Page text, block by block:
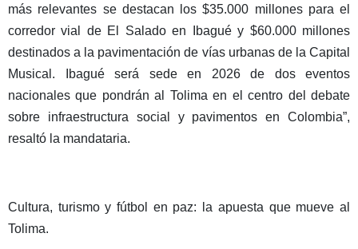
más relevantes se destacan los $35.000 millones para el
corredor vial de El Salado en Ibagué y $60.000 millones
destinados a la pavimentación de vías urbanas de la Capital
Musical. Ibagué será sede en 2026 de dos eventos
nacionales que pondrán al Tolima en el centro del debate
sobre infraestructura social y pavimentos en Colombia”,
resaltó la mandataria.
Cultura, turismo y fútbol en paz: la apuesta que mueve al
Tolima.